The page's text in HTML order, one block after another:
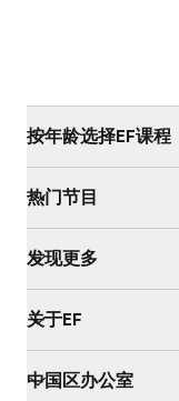
按年龄选择EF课程
热门节目
发现更多
关于EF
中国区办公室